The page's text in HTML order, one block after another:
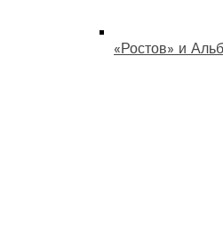
«Ростов» и